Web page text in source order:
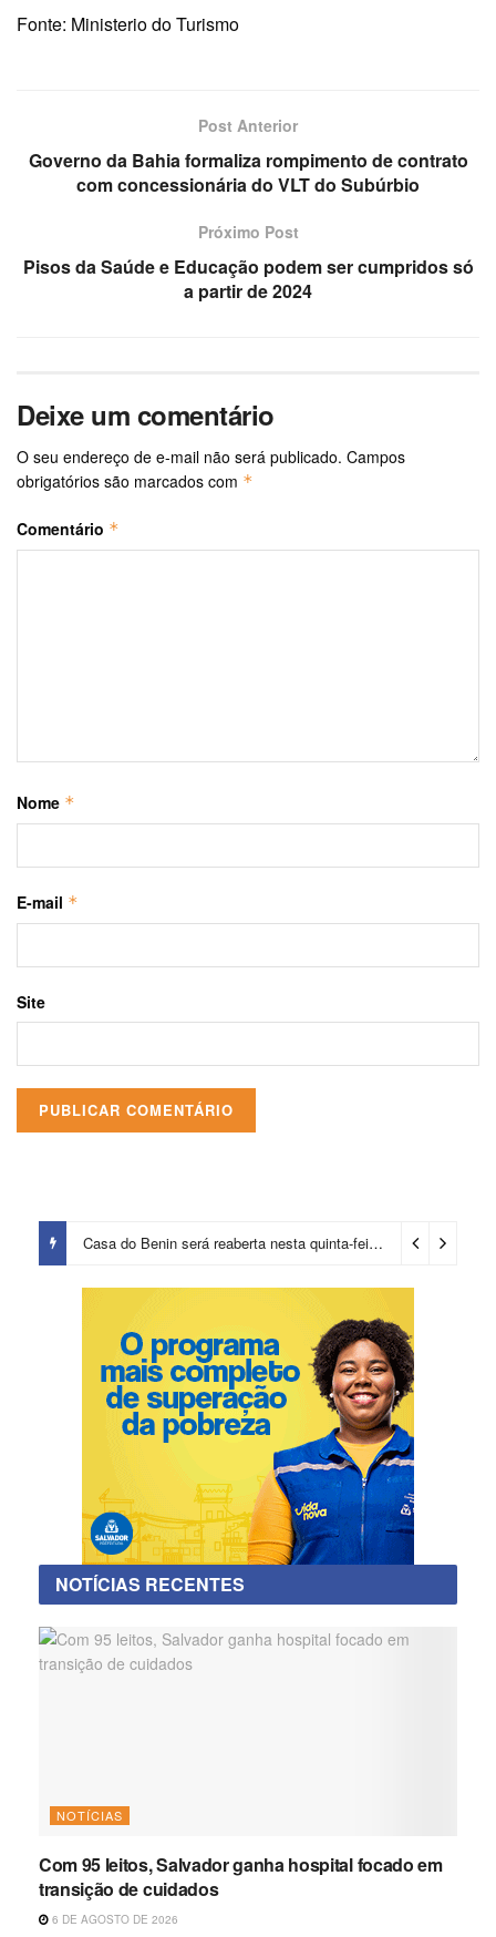
Fonte: Ministerio do Turismo
Post Anterior
Governo da Bahia formaliza rompimento de contrato
com concessionária do VLT do Subúrbio
Próximo Post
Pisos da Saúde e Educação podem ser cumpridos só
a partir de 2024
Deixe um comentário
O seu endereço de e-mail não será publicado. Campos
obrigatórios são marcados com *
Comentário *
Nome *
E-mail *
Site
Casa do Benin será reaberta nesta quinta-feira (6) 2 dias ago
NOTÍCIAS RECENTES
NOTÍCIAS
Com 95 leitos, Salvador ganha hospital focado em
transição de cuidados
6 DE AGOSTO DE 2026